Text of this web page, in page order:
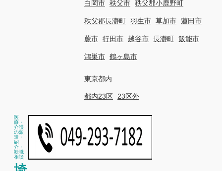
白岡市 秩父市 秩父郡小鹿野町
秩父郡長瀞町 羽生市 草加市 蓮田市
蕨市 行田市 越谷市 長瀞町 飯能市
鴻巣市 鶴ヶ島市
東京都内
都内23区 23区外
医
療・
介護
の派
遣・
紹
介・
転職
相談